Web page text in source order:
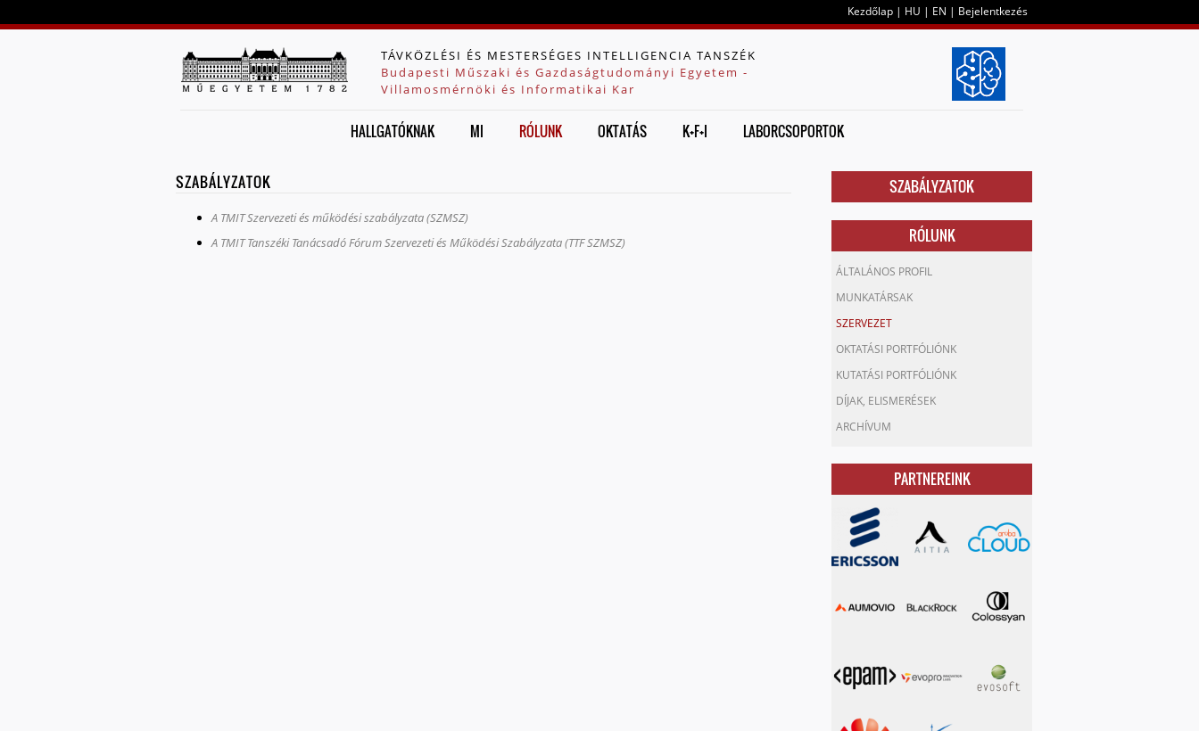
Kezdőlap | HU | EN | Bejelentkezés
TÁVKÖZLÉSI ÉS MESTERSÉGES INTELLIGENCIA TANSZÉK
Budapesti Műszaki és Gazdaságtudományi Egyetem -
Villamosmérnöki és Informatikai Kar
HALLGATÓKNAK MI RÓLUNK OKTATÁS K+F+I LABORCSOPORTOK
SZABÁLYZATOK
A TMIT Szervezeti és működési szabályzata (SZMSZ)
A TMIT Tanszéki Tanácsadó Fórum Szervezeti és Működési Szabályzata (TTF SZMSZ)
SZABÁLYZATOK
RÓLUNK
ÁLTALÁNOS PROFIL
MUNKATÁRSAK
SZERVEZET
OKTATÁSI PORTFÓLIÓNK
KUTATÁSI PORTFÓLIÓNK
DÍJAK, ELISMERÉSEK
ARCHÍVUM
PARTNEREINK